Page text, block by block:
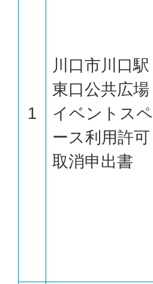
1
川口市川口駅
東口公共広場
イベントスペ
ース利用許可
取消申出書